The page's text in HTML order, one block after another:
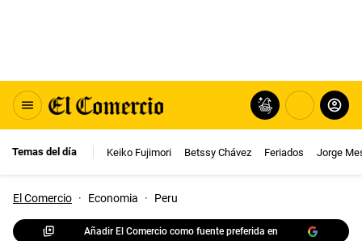
Temas del día Keiko Fujimori Betssy Chávez Feriados Jorge
El Comercio · Economia · Peru
Añadir El Comercio como fuente preferida en